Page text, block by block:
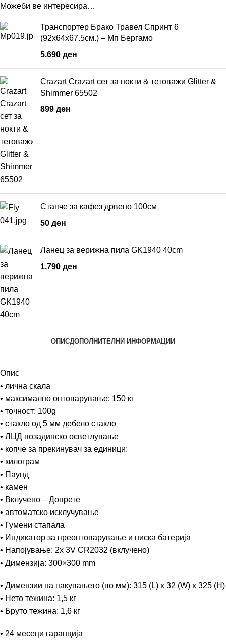
Можеби ве интересира…
Транспортер Брако Травел Спринт 6
(92х64х67.5см.) – Мп Бергамо
5.690 ден
Crazart Crazart сет за нокти & тетоважи Glitter &
Shimmer 65502
899 ден
Стапче за кафез дрвено 100см
50 ден
Ланец за верижна пила GK1940 40cm
1.790 ден
ОПИСДОПОЛНИТЕЛНИ ИНФОРМАЦИИ
Опис
• лична скала
• максимално оптоварување: 150 кг
• точност: 100g
• стакло од 5 мм дебело стакло
• ЛЦД позадинско осветлување
• копче за прекинувач за единици:
• килограм
• Паунд
• камен
• Вклучено – Допрете
• автоматско исклучување
• Гумени стапала
• Индикатор за преоптоварување и ниска батерија
• Напојување: 2x 3V CR2032 (вклучено)
• Димензија: 300×300 mm
• Димензии на пакувањето (во мм): 315 (L) x 32 (W) x 325 (H)
• Нето тежина: 1,5 кг
• Бруто тежина: 1,6 кг
• 24 месеци гаранција